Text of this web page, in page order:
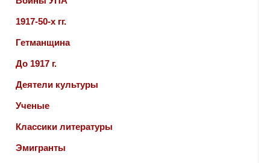
1917-50-х гг.
Гетманщина
До 1917 г.
Деятели культуры
Ученые
Классики литературы
Эмигранты